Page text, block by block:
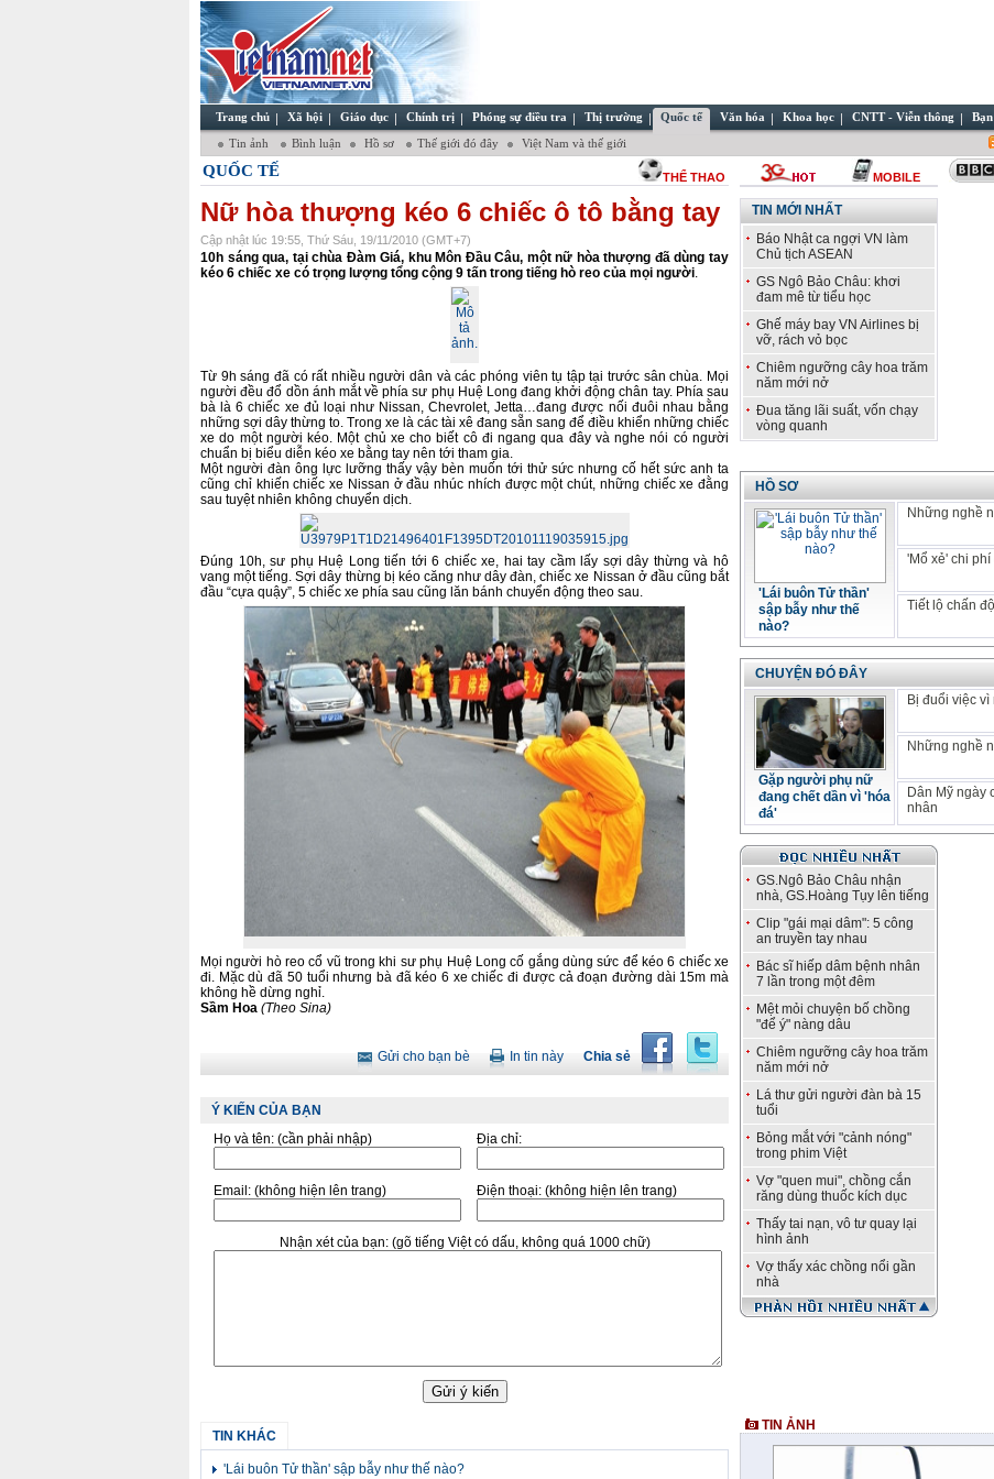
Trang chủ Xã hội Giáo dục Chính trị Phóng sự điều tra Thị trường Quốc tế Văn hóa Khoa học CNTT - Viễn thông
Tin ảnh Bình luận Hồ sơ Thế giới đó đây Việt Nam và thế giới
QUỐC TẾ THỂ THAO MOBILE
Nữ hòa thượng kéo 6 chiếc ô tô bằng tay
Cập nhật lúc 19:55, Thứ Sáu, 19/11/2010 (GMT+7)
10h sáng qua, tại chùa Đàm Giá, khu Môn Đầu Câu, một nữ hòa thượng đã dùng tay
kéo 6 chiếc xe có trọng lượng tổng cộng 9 tấn trong tiếng hò reo của mọi người.
Từ 9h sáng đã có rất nhiều người dân và các phóng viên tụ tập tại trước sân chùa. Mọi
người đều đổ dồn ánh mắt về phía sư phụ Huệ Long đang khởi động chân tay. Phía sau
bà là 6 chiếc xe đủ loại như Nissan, Chevrolet, Jetta…đang được nối đuôi nhau bằng
những sợi dây thừng to. Trong xe là các tài xê đang sẵn sang để điều khiển những chiếc
xe do một người kéo. Một chủ xe cho biết cô đi ngang qua đây và nghe nói có người
chuẩn bị biểu diễn kéo xe bằng tay nên tới tham gia.
Một người đàn ông lực lưỡng thấy vậy bèn muốn tới thử sức nhưng cố hết sức anh ta
cũng chỉ khiến chiếc xe Nissan ở đầu nhúc nhích được một chút, những chiếc xe đằng
sau tuyệt nhiên không chuyển dịch.
Đúng 10h, sư phụ Huệ Long tiến tới 6 chiếc xe, hai tay cầm lấy sợi dây thừng và hô
vang một tiếng. Sợi dây thừng bị kéo căng như dây đàn, chiếc xe Nissan ở đầu cũng bắt
đầu “cựa quậy”, 5 chiếc xe phía sau cũng lăn bánh chuyển động theo sau.
Mọi người hò reo cổ vũ trong khi sư phụ Huệ Long cố gắng dùng sức để kéo 6 chiếc xe
đi. Mặc dù đã 50 tuổi nhưng bà đã kéo 6 xe chiếc đi được cả đoạn đường dài 15m mà
không hề dừng nghỉ.
Sầm Hoa (Theo Sina)
Chia sẻ
In tin này
Gửi cho bạn bè
Ý KIẾN CỦA BẠN
Họ và tên: (cần phải nhập) Địa chỉ:
Email: (không hiện lên trang) Điện thoại: (không hiện lên trang)
Nhận xét của bạn: (gõ tiếng Việt có dấu, không quá 1000 chữ)
TIN KHÁC
'Lái buôn Tử thần' sập bẫy như thế nào?
TIN MỚI NHẤT
Báo Nhật ca ngợi VN làm
Chủ tịch ASEAN
GS Ngô Bảo Châu: khơi
đam mê từ tiểu học
Ghế máy bay VN Airlines bị
vỡ, rách vỏ bọc
Chiêm ngưỡng cây hoa trăm
năm mới nở
Đua tăng lãi suất, vốn chạy
vòng quanh
HỒ SƠ
'Lái buôn Tử thần'
sập bẫy như thế
nào?
Những nghề
'Mổ xẻ' chi
Tiết lộ chấn
CHUYỆN ĐÓ ĐÂY
Gặp người phụ nữ
đang chết dần vì 'hóa
đá'
Bị đuổi việc vì
Những nghề
Dân Mỹ ngày
nhân
GS.Ngô Bảo Châu nhận
nhà, GS.Hoàng Tụy lên tiếng
Clip "gái mại dâm": 5 công
an truyền tay nhau
Bác sĩ hiếp dâm bệnh nhân
7 lần trong một đêm
Mệt mỏi chuyện bố chồng
"để ý" nàng dâu
Chiêm ngưỡng cây hoa trăm
năm mới nở
Lá thư gửi người đàn bà 15
tuổi
Bỏng mắt với "cảnh nóng"
trong phim Việt
Vợ "quen mui", chồng cắn
răng dùng thuốc kích dục
Thấy tai nạn, vô tư quay lại
hình ảnh
Vợ thấy xác chồng nổi gần
nhà
TIN ẢNH